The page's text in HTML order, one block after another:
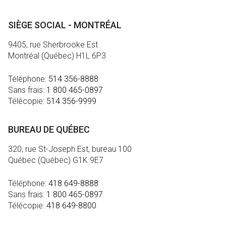
SIÈGE SOCIAL - MONTRÉAL
9405, rue Sherbrooke Est
Montréal (Québec) H1L 6P3
Téléphone: 514 356-8888
Sans frais: 1 800 465-0897
Télécopie: 514 356-9999
BUREAU DE QUÉBEC
320, rue St-Joseph Est, bureau 100
Québec (Québec) G1K 9E7
Téléphone: 418 649-8888
Sans frais: 1 800 465-0897
Télécopie: 418 649-8800